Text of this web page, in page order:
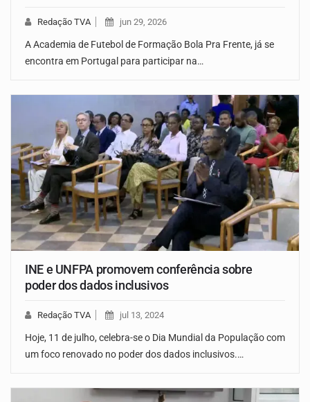
Redação TVA jun 29, 2026
A Academia de Futebol de Formação Bola Pra Frente, já se
encontra em Portugal para participar na…
INE e UNFPA promovem conferência sobre
poder dos dados inclusivos
Redação TVA jul 13, 2024
Hoje, 11 de julho, celebra-se o Dia Mundial da População com
um foco renovado no poder dos dados inclusivos.…